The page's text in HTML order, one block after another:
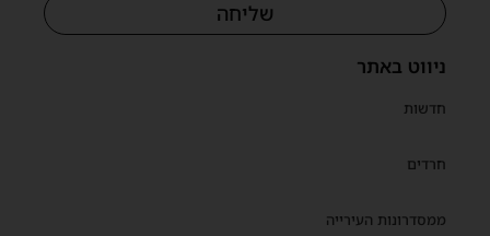
ניווט באתר
חדשות
חרדים
ממסדרונות העירייה
שליחה